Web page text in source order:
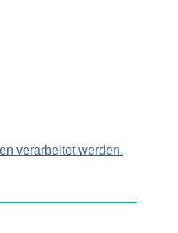
verarbeitet werden.